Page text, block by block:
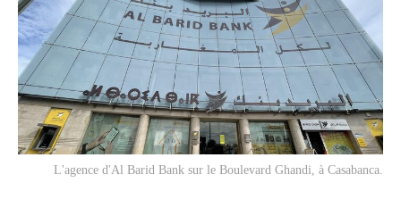
L'agence d'Al Barid Bank sur le Boulevard Ghandi, à Casabanca.